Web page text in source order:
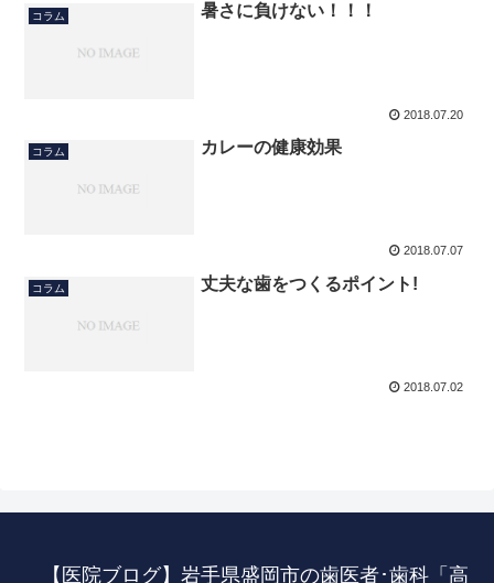
コラム 暑さに負けない！！！
2018.07.20
コラム カレーの健康効果
2018.07.07
コラム 丈夫な歯をつくるポイント!
2018.07.02
【医院ブログ】岩手県盛岡市の歯医者･歯科「高